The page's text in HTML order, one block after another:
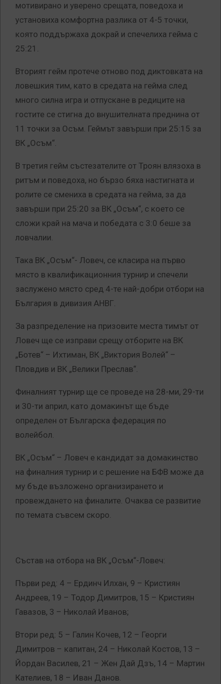
мотивирано и уверено срещата, поведоха и
установиха комфортна разлика от 4-5 точки,
която поддържаха докрай и спечелиха гейма с
25:21.
Вторият гейм протече отново под диктовката на
ловешкия тим, като в средата на гейма след
много силна игра и отпускане в редиците на
гостите се стигна до внушителната преднина от
11 точки за Осъм. Геймът завърши при 25:15 за
ВК „Осъм“.
В третия гейм състезателите от Троян влязоха в
ритъм и поведоха, но бързо бяха настигната и
ролите се смениха в средата на гейма, за да
завърши при 25:20 за ВК „Осъм“, с което се
сложи край на мача и победата с 3:0 беше за
ловчалии.
Така ВК „Осъм“- Ловеч, се класира на първо
място в квалификационния турнир и спечели
заслужено място сред 4-те най-добри отбори на
България в дивизия АНВГ.
За разпределение на призовите места тимът от
Ловеч ще се изправи срещу отборите на ВК
„Ботев“ – Ихтиман, ВК „Виктория Волей“ –
Пловдив и ВК „Велики Преслав“.
Финалният турнир ще се проведе на 28-ми, 29-ти
и 30-ти април, като домакинът ще бъде
определен от Българска федерация по
волейбол.
ВК „Осъм“ – Ловеч е кандидат за домакинство
на финалния турнир и с решение на БФВ може да
му бъде възложено организирането и
провеждането на финалите. Очаква се развитие
по темата съвсем скоро.
Състав на отбора на ВК „Осъм“-Ловеч:
Първи ред: 4 – Ердинч Илхан, 9 – Кристиян
Андреев, 19 – Тодор Димитров, 15 – Кристиян
Гавазов, 3 – Николай Иванов;
Втори ред: 5 – Галин Кочев, 12 – Георги
Димитров – капитан, 24 – Николай Костов, 13 –
Йордан Василев, 21 – Жен Дай Дзъ, 14 – Мартин
Кателиев, 18 – Иван Данов.